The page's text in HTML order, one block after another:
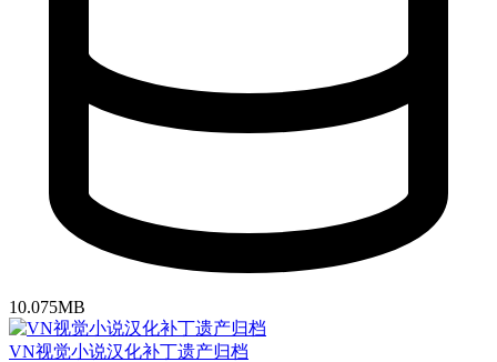
10.075MB
VN视觉小说汉化补丁遗产归档